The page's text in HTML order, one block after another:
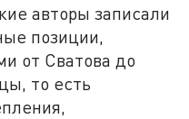
авторы записали
позиции,
от Сватова до
то есть